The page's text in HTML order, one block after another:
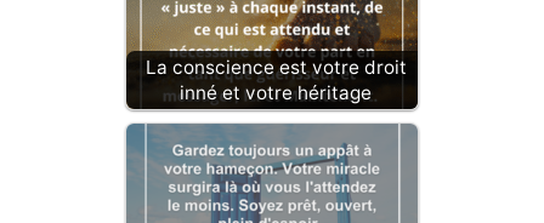
La conscience est votre droit
inné et votre héritage